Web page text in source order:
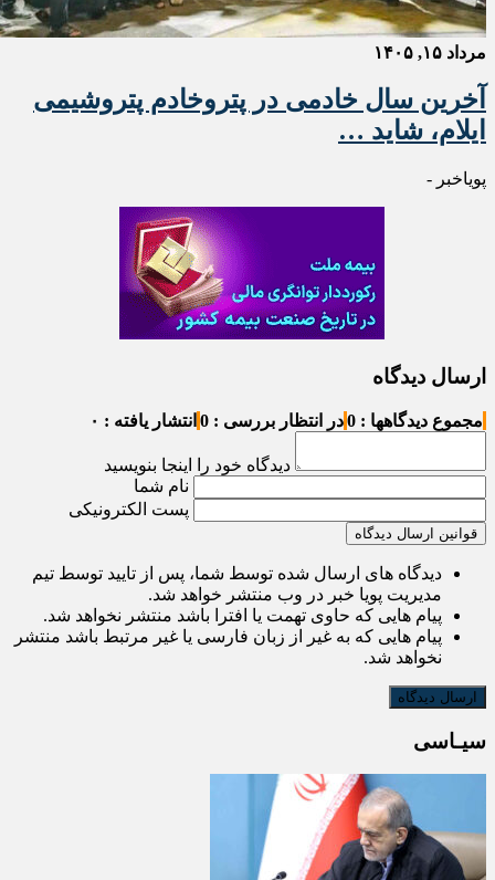
مرداد ۱۵, ۱۴۰۵
آخرین سال خادمی در پتروخادم پتروشیمی
ایلام، شاید …
پویاخبر -
ارسال دیدگاه
مجموع دیدگاهها : 0 در انتظار بررسی : 0 انتشار یافته : ۰
دیدگاه خود را اینجا بنویسید
نام شما
پست الکترونیکی
قوانین ارسال دیدگاه
دیدگاه های ارسال شده توسط شما، پس از تایید توسط تیم
مدیریت پویا خبر در وب منتشر خواهد شد.
پیام هایی که حاوی تهمت یا افترا باشد منتشر نخواهد شد.
پیام هایی که به غیر از زبان فارسی یا غیر مرتبط باشد منتشر
نخواهد شد.
سیـاسی